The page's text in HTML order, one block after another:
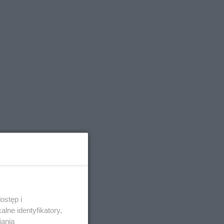
i
identyfikatory,